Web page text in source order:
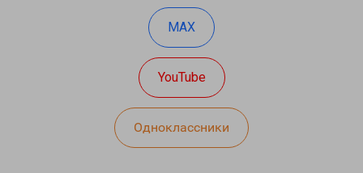
MAX
YouTube
Одноклассники